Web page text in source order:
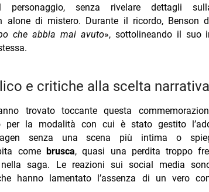
personaggio, senza rivelare dettagli
alone di mistero. Durante il ricordo, Benson
che abbia mai avuto», sottolineando il suo
e critiche alla scelta narrativa
trovato toccante questa
per la modalità con cui è stato gestito
senza una scena più intima o
come brusca, quasi una perdita troppo
saga. Le reazioni sui social media
hanno lamentato l’assenza di un vero